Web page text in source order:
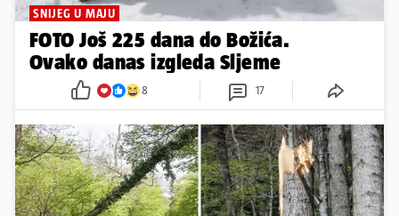
SNIJEG U MAJU
FOTO Još 225 dana do Božića.
Ovako danas izgleda Sljeme
8 17